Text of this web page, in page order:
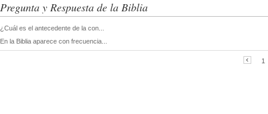
Pregunta y Respuesta de la Biblia
¿Cuál es el antecedente de la con...
En la Biblia aparece con frecuencia...
1